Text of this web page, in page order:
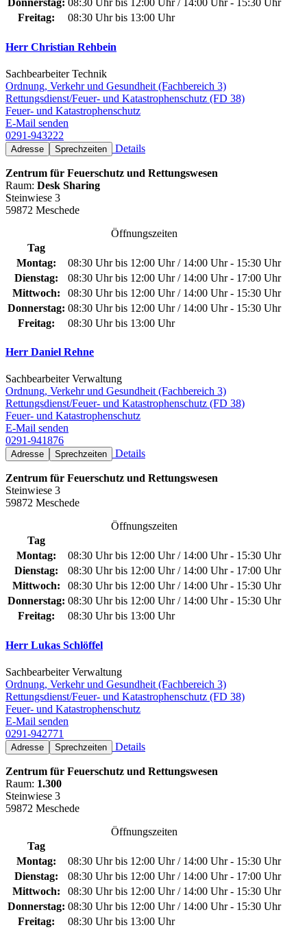
Donnerstag: 08:30 Uhr bis 12:00 Uhr / 14:00 Uhr - 15:30 Uhr
Freitag:
08:30 Uhr bis 13:00 Uhr
Herr Christian Rehbein
Sachbearbeiter Technik
Ordnung, Verkehr und Gesundheit (Fachbereich 3)
Rettungsdienst/Feuer- und Katastrophenschutz (FD 38)
Feuer- und Katastrophenschutz
E-Mail senden
0291-943222
Adresse Sprechzeiten Details
Zentrum für Feuerschutz und Rettungswesen
Raum: Desk Sharing
Steinwiese 3
59872 Meschede
Öffnungszeiten
Tag
Montag:
08:30 Uhr bis 12:00 Uhr / 14:00 Uhr - 15:30 Uhr
Dienstag:
08:30 Uhr bis 12:00 Uhr / 14:00 Uhr - 17:00 Uhr
Mittwoch:
08:30 Uhr bis 12:00 Uhr / 14:00 Uhr - 15:30 Uhr
Donnerstag: 08:30 Uhr bis 12:00 Uhr / 14:00 Uhr - 15:30 Uhr
Freitag:
08:30 Uhr bis 13:00 Uhr
Herr Daniel Rehne
Sachbearbeiter Verwaltung
Ordnung, Verkehr und Gesundheit (Fachbereich 3)
Rettungsdienst/Feuer- und Katastrophenschutz (FD 38)
Feuer- und Katastrophenschutz
E-Mail senden
0291-941876
Adresse Sprechzeiten Details
Zentrum für Feuerschutz und Rettungswesen
Steinwiese 3
59872 Meschede
Öffnungszeiten
Tag
Montag:
08:30 Uhr bis 12:00 Uhr / 14:00 Uhr - 15:30 Uhr
Dienstag:
08:30 Uhr bis 12:00 Uhr / 14:00 Uhr - 17:00 Uhr
Mittwoch:
08:30 Uhr bis 12:00 Uhr / 14:00 Uhr - 15:30 Uhr
Donnerstag: 08:30 Uhr bis 12:00 Uhr / 14:00 Uhr - 15:30 Uhr
Freitag:
08:30 Uhr bis 13:00 Uhr
Herr Lukas Schlöffel
Sachbearbeiter Verwaltung
Ordnung, Verkehr und Gesundheit (Fachbereich 3)
Rettungsdienst/Feuer- und Katastrophenschutz (FD 38)
Feuer- und Katastrophenschutz
E-Mail senden
0291-942771
Adresse Sprechzeiten Details
Zentrum für Feuerschutz und Rettungswesen
Raum: 1.300
Steinwiese 3
59872 Meschede
Öffnungszeiten
Tag
Montag:
08:30 Uhr bis 12:00 Uhr / 14:00 Uhr - 15:30 Uhr
Dienstag:
08:30 Uhr bis 12:00 Uhr / 14:00 Uhr - 17:00 Uhr
Mittwoch:
08:30 Uhr bis 12:00 Uhr / 14:00 Uhr - 15:30 Uhr
Donnerstag: 08:30 Uhr bis 12:00 Uhr / 14:00 Uhr - 15:30 Uhr
Freitag:
08:30 Uhr bis 13:00 Uhr